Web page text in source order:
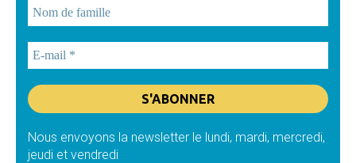
Nous envoyons la newsletter le lundi, mardi, mercredi,
jeudi et vendredi